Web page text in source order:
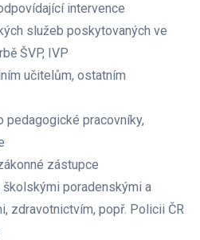
intervence
služeb poskytovaných ve
ŠVP, IVP
učitelům, ostatním
pedagogické pracovníky,
zástupce
školskými poradenskými a
zdravotnictvím, popř. Policii ČR